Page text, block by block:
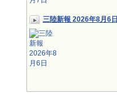
三陸新報 2026年8月6日